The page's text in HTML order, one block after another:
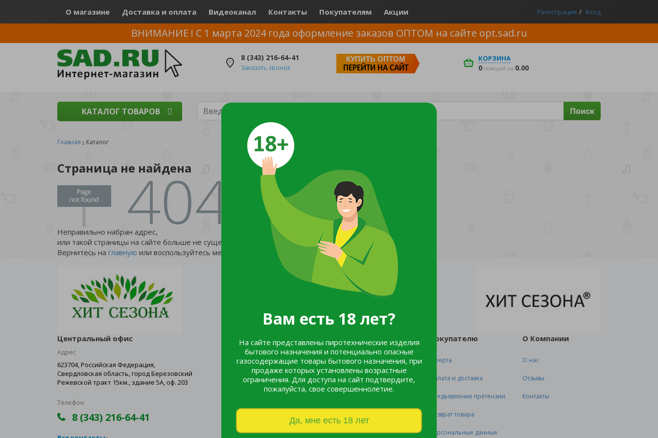
Вам есть 18 лет?
На сайте представлены пиротехнические изделия
бытового назначения и потенциально опасные
газосодержащие товары бытового назначения, при
продаже которых установлены возрастные
ограничения. Для доступа на сайт подтвердите,
пожалуйста, свое совершеннолетие.
Да, мне есть 18 лет
О магазине Доставка и оплата Видеоканал Контакты Покупателям Акции Регистрация Вход
ВНИМАНИЕ ! С 1 марта 2024 года оформление заказов ОПТОМ на сайте opt.sad.ru
8 (343) 216-64-41
Заказать звонок
КУПИТЬ ОПТОМ
ПЕРЕЙТИ НА САЙТ
КОРЗИНА
0 позиций на 0.00
КАТАЛОГ ТОВАРОВ Поиск
Главная Каталог
Страница не найдена
Неправильно набран адрес,
или такой страницы на сайте больше не существует.
Вернитесь на главную или воспользуйтесь меню сайта.
Мы в соцсетях:
Центральный офис
Адрес
623704, Российская Федерация,
Свердловская область, город Березовский
Режевской тракт 15км., здание 5А, оф. 203
Телефон
8 (343) 216-64-41
Все товары
Listok
Новинки
Покупателю
Оферта
Оплата и доставка
Предъявление претензии
Возврат товара
Персональные данные
О Компании
О нас
Отзывы
Контакты